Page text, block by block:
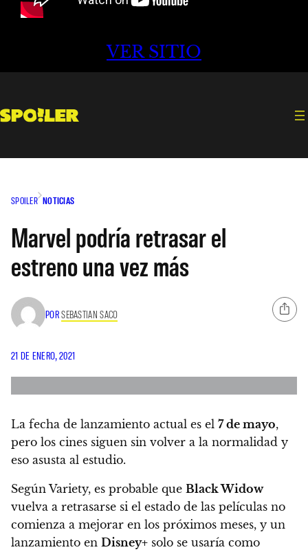
VER SITIO
SPOILER NOTICIAS
Marvel podría retrasar el
estreno una vez más
PORSEBASTIAN SACO
21 DE ENERO, 2021
La fecha de lanzamiento actual es el 7 de mayo,
pero los cines siguen sin volver a la normalidad y
eso asusta al estudio.
Según Variety, es probable que Black Widow
vuelva a retrasarse si el estado de las películas no
comienza a mejorar en los próximos meses, y un
lanzamiento en Disney+ solo se usaría como